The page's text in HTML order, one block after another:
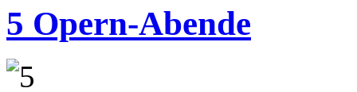
5 Opern-Abende